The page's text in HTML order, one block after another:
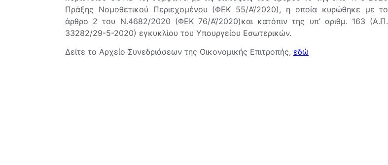
Πράξης Νομοθετικού Περιεχομένου (ΦΕΚ 55/Α’/2020), η οποία κυρώθηκε με το
άρθρο 2 του Ν.4682/2020 (ΦΕΚ 76/Α’/2020)και κατόπιν της υπ’ αριθμ. 163 (Α.Π.
33282/29-5-2020) εγκυκλίου του Υπουργείου Εσωτερικών.
Δείτε το Αρχείο Συνεδριάσεων της Οικονομικής Επιτροπής, εδώ